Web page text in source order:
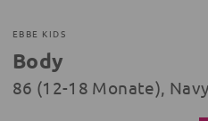
EBBE KIDS
Body
86 (12-18 Monate),